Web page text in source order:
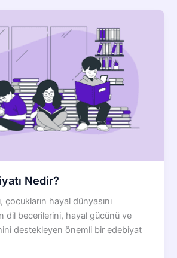
Nedir?
çocukların hayal dünyasını
dil becerilerini, hayal gücünü ve
destekleyen önemli bir edebiyat